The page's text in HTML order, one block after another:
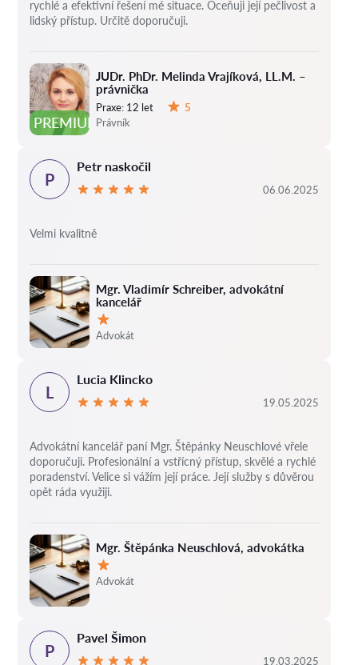
PREMIUM
JUDr. PhDr. Melinda Vrajíková, LL.M. –
právnička
Praxe: 12 let
5
Právník
rychlé a efektivní řešení mé situace. Oceňuji její pečlivost a
lidský přístup. Určitě doporučuji.
Mgr. Vladimír Schreiber, advokátní
kancelář
Hodnocení:
Advokát
P
Petr naskočil
06.06.2025
Velmi kvalitně
Mgr. Štěpánka Neuschlová, advokátka
Hodnocení:
Advokát
L
Lucia Klincko
19.05.2025
Advokátní kancelář paní Mgr. Štěpánky Neuschlové vřele
doporučuji. Profesionální a vstřícný přístup, skvělé a rychlé
poradenství. Velice si vážím její práce. Její služby s důvěrou
opět ráda využiji.
P
Pavel Šimon
19.03.2025